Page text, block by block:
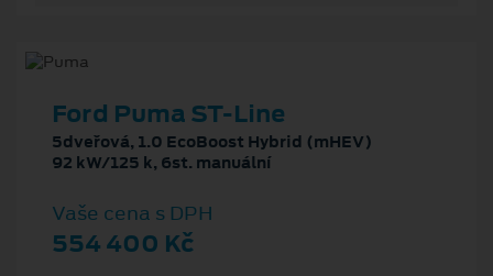
Ford Puma ST-Line
5dveřová, 1.0 EcoBoost Hybrid (mHEV)
92 kW/125 k, 6st. manuální
Vaše cena s DPH
554 400 Kč